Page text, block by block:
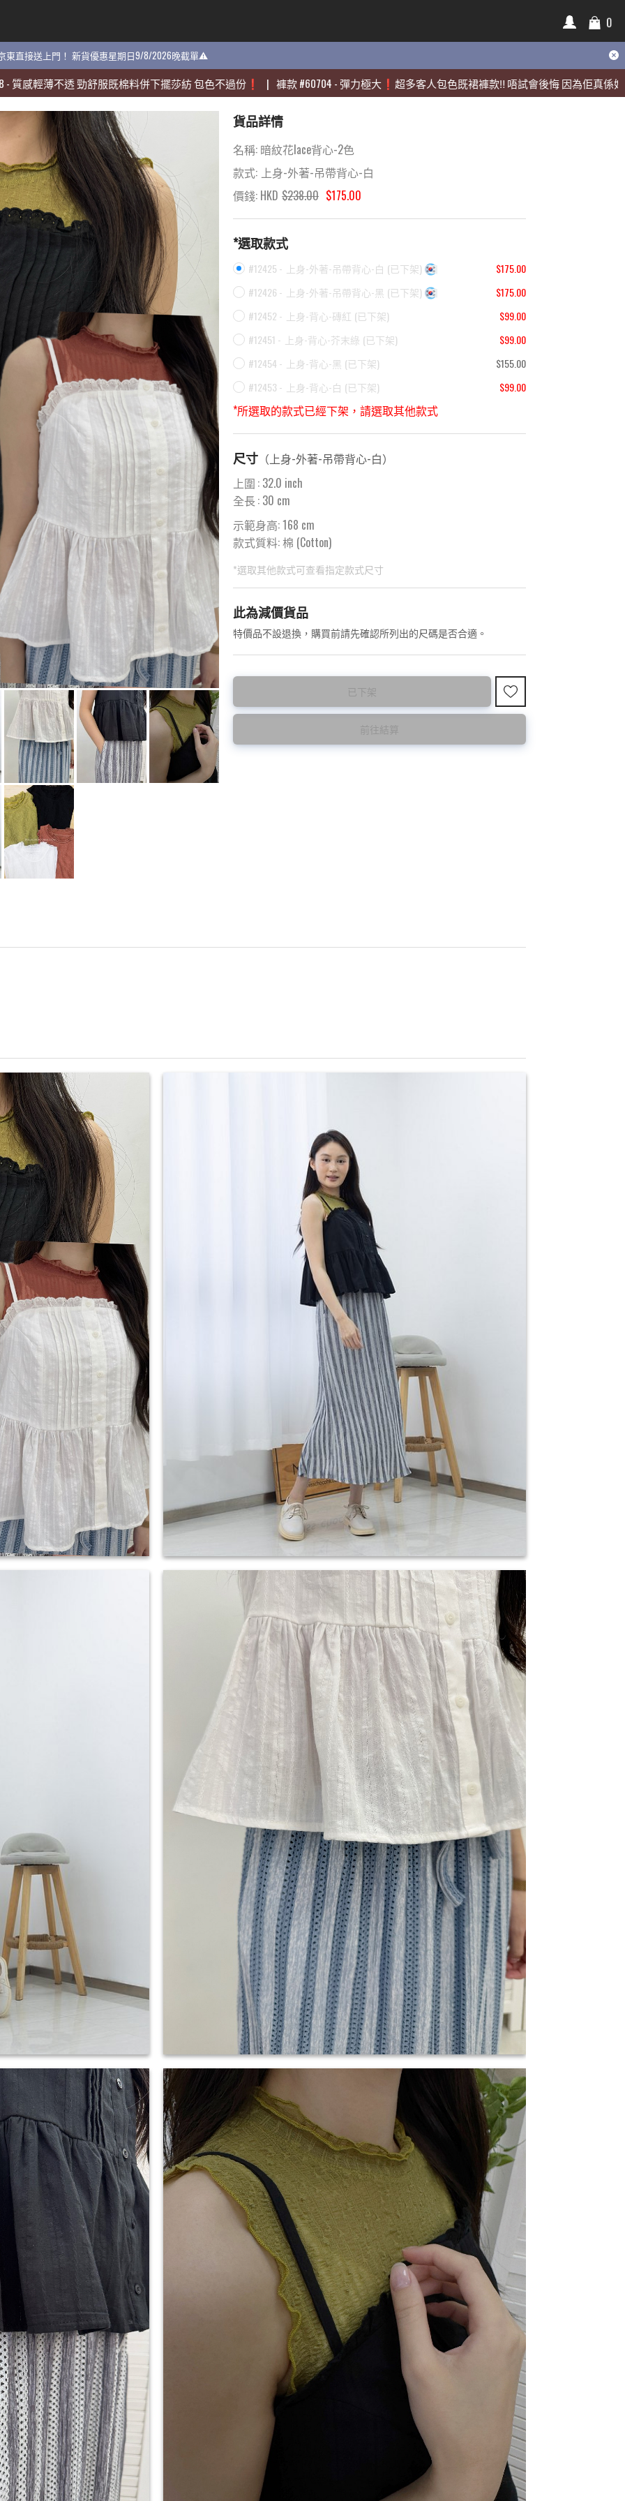
0
東直接送上門！ 新貨優惠星期日9/8/2026晚截單⚠️
輕薄不透 勁舒服既棉料併下擺莎紡 包色不過份❗️ | 褲款 #60704-彈力極大❗️超多客人包色既裙褲款‼️ 唔試會後悔 因為佢真係好靚🫶🏻
0
東直接送上門！ 新貨優惠星期日9/8/2026晚截單⚠️
輕薄不透 勁舒服既棉料併下擺莎紡 包色不過份❗️ | 褲款 #60704-彈力極大❗️超多客人包色既裙褲款‼️ 唔試會後悔 因為佢真係好靚🫶🏻
貨品詳情
名稱: 暗紋花lace背心-2色
款式: 上身-外著-吊帶背心-白
價錢: HKD $238.00 $175.00
*選取款式
#12425 - 上身-外著-吊帶背心-白 (已下架)
$175.00
#12426 - 上身-外著-吊帶背心-黑 (已下架)
$175.00
#12452 - 上身-背心-磚紅 (已下架)
$99.00
#12451 - 上身-背心-芥末綠 (已下架)
$99.00
#12454 - 上身-背心-黑 (已下架)
$155.00
#12453 - 上身-背心-白 (已下架) $99.00
*所選取的款式已經下架，請選取其他款式
尺寸 （上身-外著-吊帶背心-白）
上圍 : 32.0 inch
全長 : 30 cm
示範身高: 168 cm
款式質料:棉 (Cotton)
*選取其他款式可查看指定款式尺寸
此為預購品
<預購款>因為韓國東大門8月暑假關係， 預購款會於8月18日
後才陸續返貨⚠️
此為減價貨品
特價品不設退換，購買前請先確認所列出的尺碼是否合適。
已下架
前往結算